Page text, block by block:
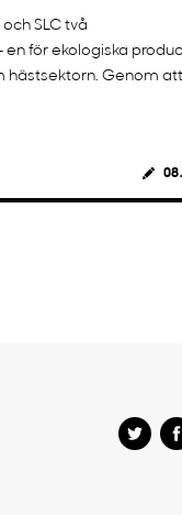
SLC två
för ekologiska
hästsektorn. Genom